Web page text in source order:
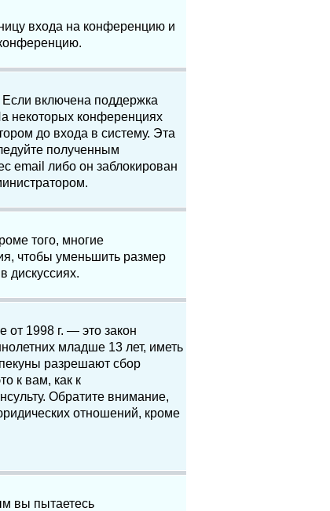
входа на конференцию и
включена поддержка
некоторых конференциях
до входа в систему. Эта
полученным
email либо он заблокирован
того, многие
чтобы уменьшить размер
дискуссиях.
от 1998 г. — это закон
младше 13 лет, иметь
разрешают сбор
к вам, как к
Обратите внимание,
отношений, кроме
вы пытаетесь